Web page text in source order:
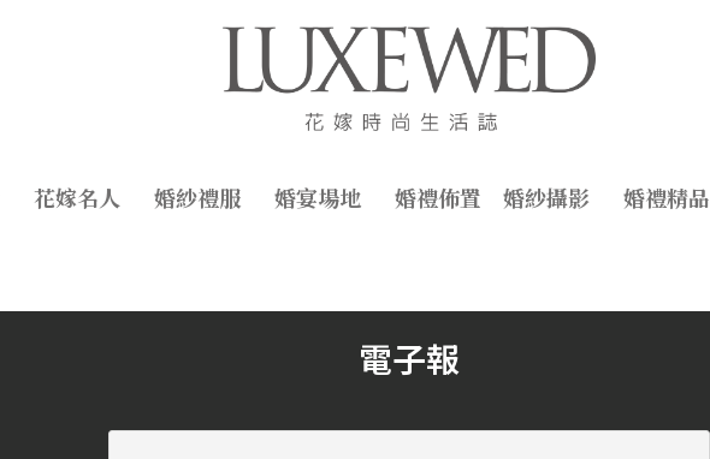
花嫁名人 婚紗禮服 婚宴場地 婚禮佈置 婚紗攝影 婚禮精品
電子報